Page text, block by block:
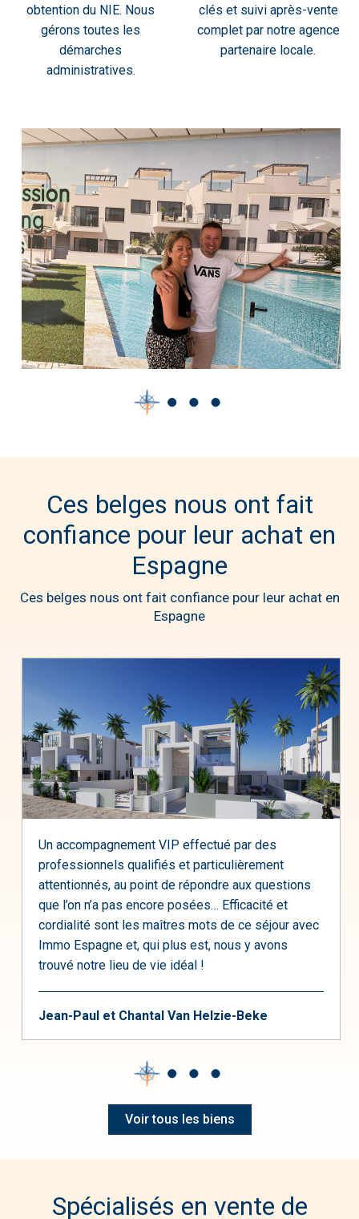
obtention du NIE. Nous
gérons toutes les
démarches
administratives.
clés et suivi après-vente
complet par notre agence
partenaire locale.
Ces belges nous ont fait
confiance pour leur achat en
Espagne
Ces belges nous ont fait confiance pour leur achat en
Espagne
Un accompagnement VIP effectué par des
professionnels qualifiés et particulièrement
attentionnés, au point de répondre aux questions
que l’on n’a pas encore posées… Efficacité et
cordialité sont les maîtres mots de ce séjour avec
Immo Espagne et, qui plus est, nous y avons
trouvé notre lieu de vie idéal !
Jean-Paul et Chantal Van Helzie-Beke
Voir tous les biens
Spécialisés en vente de